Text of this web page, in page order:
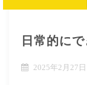
日常的に
2025年2月27日